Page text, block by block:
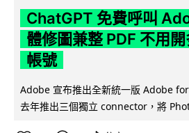
ChatGPT 免費呼叫
體修圖兼整 PDF 不用
帳號
Adobe 宣布推出全新統一版 Adobe
去年推出三個獨立 connector，將